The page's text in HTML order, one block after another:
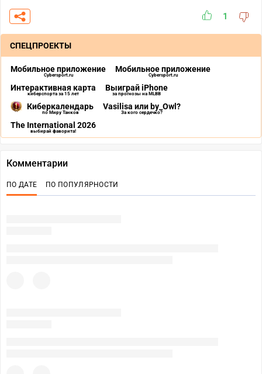
1
СПЕЦПРОЕКТЫ
Мобильное приложение
Cybersport.ru
Мобильное приложение
Cybersport.ru
Интерактивная карта
киберспорта за 15 лет
Выиграй iPhone
за прогнозы на MLBB
Киберкалендарь
по Миру Танков
Vasilisa или by_Owl?
За кого сердечко?
The International 2026
выбирай фаворита!
Комментарии
ПО ДАТЕ ПО ПОПУЛЯРНОСТИ